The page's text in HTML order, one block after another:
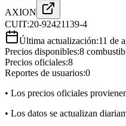
AXION
CUIT:20-92421139-4
Última actualización:11 de
Precios disponibles:8
Precios oficiales:8
Reportes de usuarios:0
• Los precios oficiales
• Los datos se actualizan